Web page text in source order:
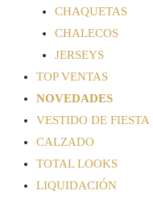
CHAQUETAS
CHALECOS
JERSEYS
TOP VENTAS
NOVEDADES
VESTIDO DE FIESTA
CALZADO
TOTAL LOOKS
LIQUIDACIÓN